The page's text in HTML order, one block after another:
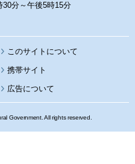
分～午後5時15分
このサイトについて
携帯サイト
広告について
Government. All rights reserved.